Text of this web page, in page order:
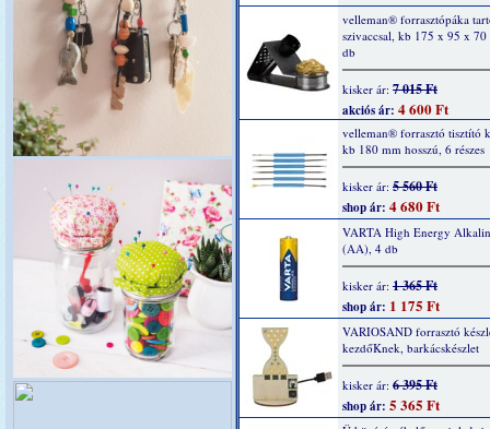
velleman® forrasztópáka
szivaccsal, kb 175 x 95 x
db
kisker ár: 7 015 Ft
akciós ár: 4 600 Ft
velleman® forrasztó tisztító
kb 180 mm hosszú, 6 részes
kisker ár: 5 560 Ft
shop ár: 4 680 Ft
VARTA High Energy
(AA), 4 db
kisker ár: 1 365 Ft
shop ár: 1 175 Ft
VARIOSAND forrasztó
kezdőKnek, barkácskészlet
kisker ár: 6 395 Ft
shop ár: 5 365 Ft